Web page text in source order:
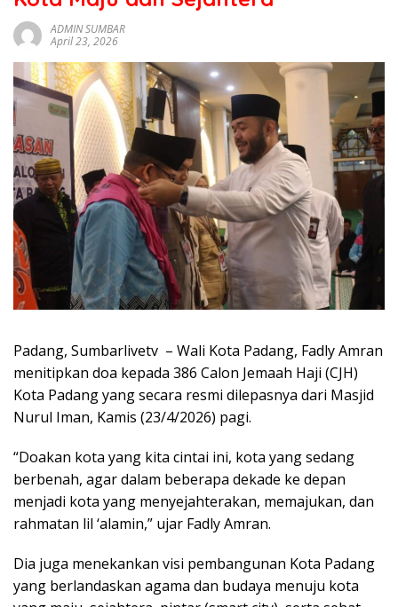
sumbar
tv
live
ADMIN SUMBAR
April 23, 2026
Padang, Sumbarlivetv – Wali Kota Padang, Fadly Amran
menitipkan doa kepada 386 Calon Jemaah Haji (CJH)
Kota Padang yang secara resmi dilepasnya dari Masjid
Nurul Iman, Kamis (23/4/2026) pagi.
“Doakan kota yang kita cintai ini, kota yang sedang
berbenah, agar dalam beberapa dekade ke depan
menjadi kota yang menyejahterakan, memajukan, dan
rahmatan lil ‘alamin,” ujar Fadly Amran.
Dia juga menekankan visi pembangunan Kota Padang
yang berlandaskan agama dan budaya menuju kota